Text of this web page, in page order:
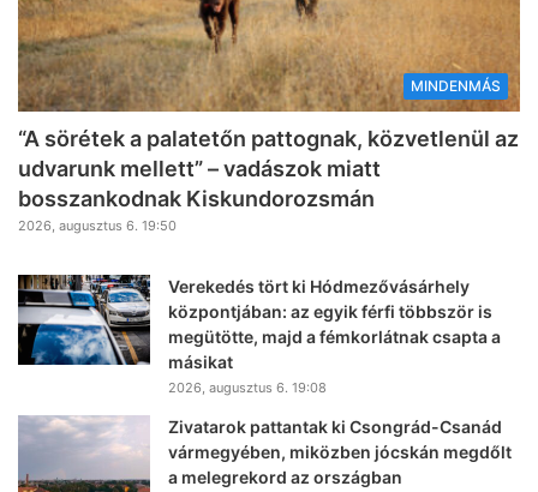
MINDENMÁS
“A sörétek a palatetőn pattognak, közvetlenül az
udvarunk mellett” – vadászok miatt
bosszankodnak Kiskundorozsmán
2026, augusztus 6. 19:50
Verekedés tört ki Hódmezővásárhely
központjában: az egyik férfi többször is
megütötte, majd a fémkorlátnak csapta a
másikat
2026, augusztus 6. 19:08
Zivatarok pattantak ki Csongrád-Csanád
vármegyében, miközben jócskán megdőlt
a melegrekord az országban